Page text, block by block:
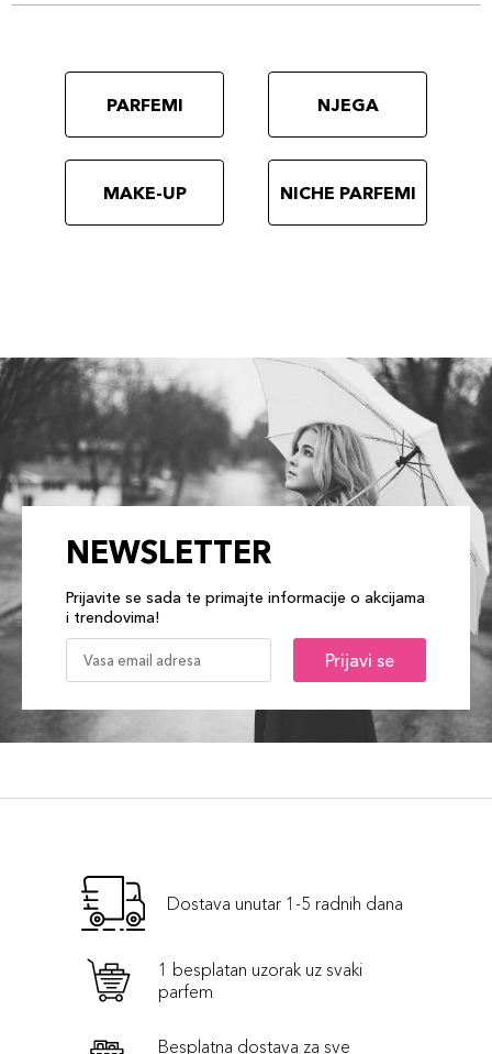
PARFEMI NJEGA
MAKE-UP NICHE PARFEMI
NEWSLETTER
Prijavite se sada te primajte informacije o akcijama
i trendovima!
Prijavi se
Dostava unutar 1-5 radnih dana
1 besplatan uzorak uz svaki
parfem
Besplatna dostava za sve